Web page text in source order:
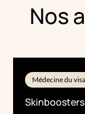
Nos
Médecine du
Skinboosters